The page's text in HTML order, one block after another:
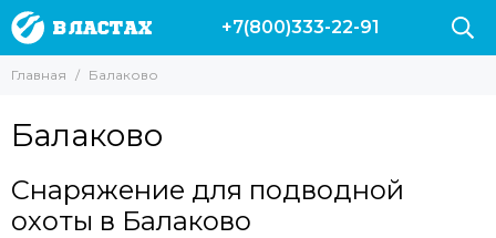
+7(800)333-22-91
Главная Балаково
Балаково
Снаряжение для подводной
охоты в Балаково